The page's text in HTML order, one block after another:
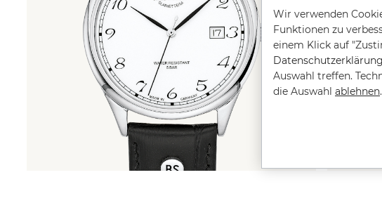
Wir verwenden
Funktionen zu
einem Klick auf
Datenschutzerklärung
Auswahl treffen.
die Auswahl ablehnen.